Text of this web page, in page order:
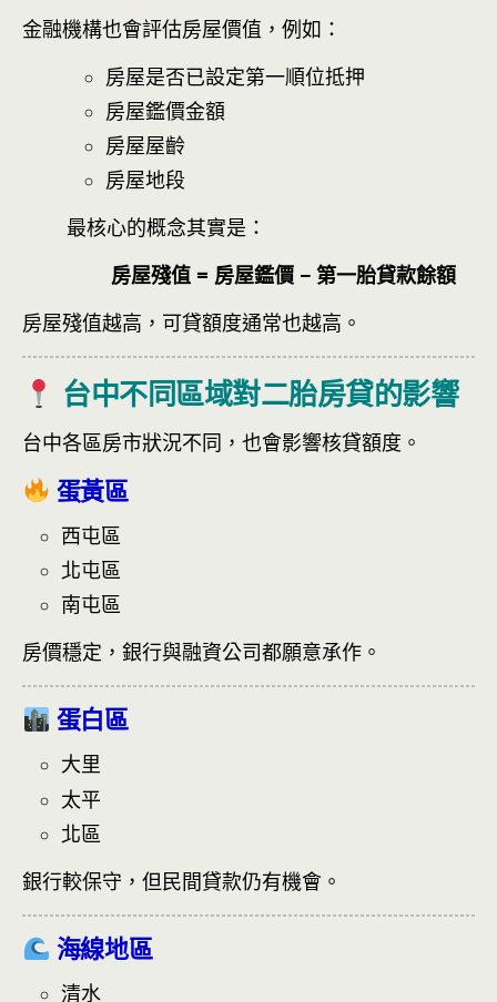
金融機構也會評估房屋價值，例如：
房屋是否已設定第一順位抵押
房屋鑑價金額
房屋屋齡
房屋地段
最核心的概念其實是：
房屋殘值 = 房屋鑑價 − 第一胎貸款餘額
房屋殘值越高，可貸額度通常也越高。
台中不同區域對二胎房貸的影響
台中各區房市狀況不同，也會影響核貸額度。
蛋黃區
西屯區
北屯區
南屯區
房價穩定，銀行與融資公司都願意承作。
蛋白區
大里
太平
北區
銀行較保守，但民間貸款仍有機會。
海線地區
清水